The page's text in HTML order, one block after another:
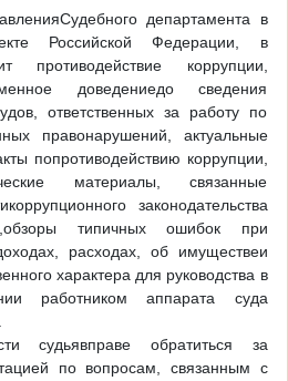
департамента в
Российской Федерации, в
противодействие коррупции,
доведениедо сведения
ответственных за работу по
правонарушений, актуальные
попротиводействию коррупции,
материалы, связанные
законодательства
типичных ошибок при
расходах, об имуществеи
характера для руководства в
работником аппарата суда
судьявправе обратиться за
по вопросам, связанным с